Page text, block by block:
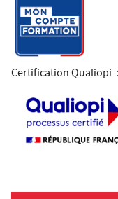
Certification Qualiopi :